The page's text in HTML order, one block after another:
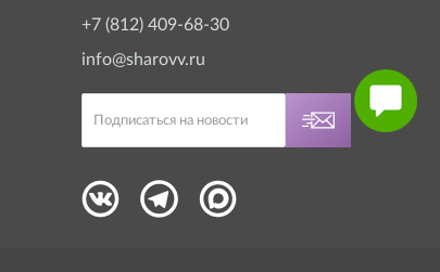
+7 (812) 409-68-30
info@sharovv.ru